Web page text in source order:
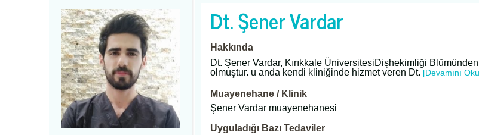
Dt. Şener Vardar
Hakkında
Dt. Şener Vardar, Kırıkkale ÜniversitesiDişhekimliği
olmuştur. u anda kendi kliniğinde hizmet veren Dt. [Devamını
Muayenehane / Klinik
Şener Vardar muayenehanesi
Uyguladığı Bazı Tedaviler